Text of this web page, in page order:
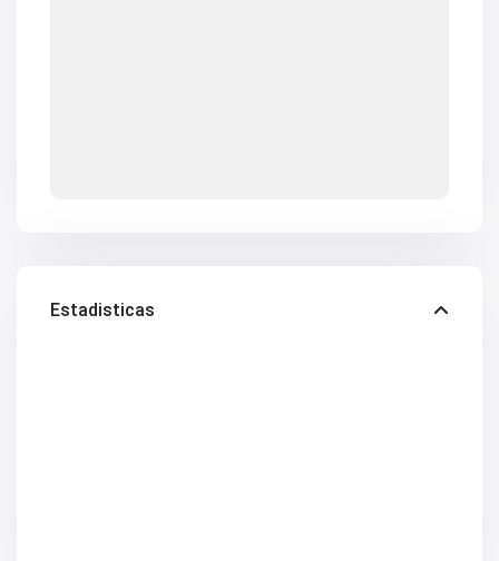
Estadisticas